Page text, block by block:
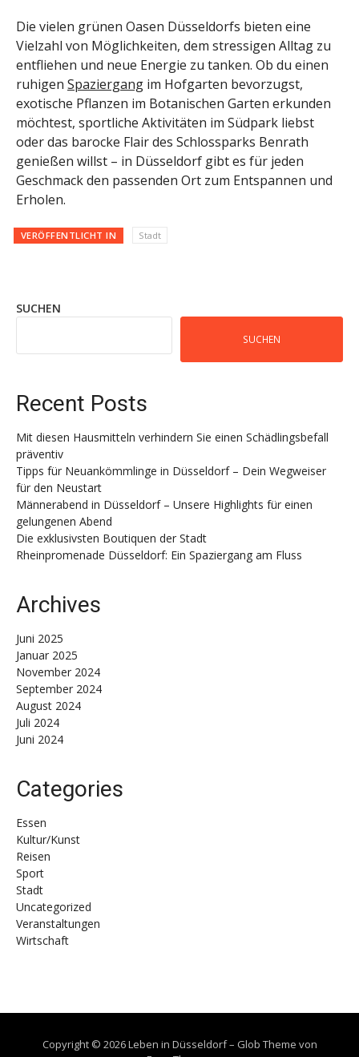
Die vielen grünen Oasen Düsseldorfs bieten eine
Vielzahl von Möglichkeiten, dem stressigen Alltag zu
entfliehen und neue Energie zu tanken. Ob du einen
ruhigen Spaziergang im Hofgarten bevorzugst,
exotische Pflanzen im Botanischen Garten erkunden
möchtest, sportliche Aktivitäten im Südpark liebst
oder das barocke Flair des Schlossparks Benrath
genießen willst – in Düsseldorf gibt es für jeden
Geschmack den passenden Ort zum Entspannen und
Erholen.
VERÖFFENTLICHT IN Stadt
SUCHEN
SUCHEN
Recent Posts
Mit diesen Hausmitteln verhindern Sie einen Schädlingsbefall
präventiv
Tipps für Neuankömmlinge in Düsseldorf – Dein Wegweiser
für den Neustart
Männerabend in Düsseldorf – Unsere Highlights für einen
gelungenen Abend
Die exklusivsten Boutiquen der Stadt
Rheinpromenade Düsseldorf: Ein Spaziergang am Fluss
Archives
Juni 2025
Januar 2025
November 2024
September 2024
August 2024
Juli 2024
Juni 2024
Categories
Essen
Kultur/Kunst
Reisen
Sport
Stadt
Uncategorized
Veranstaltungen
Wirtschaft
Copyright © 2026 Leben in Düsseldorf– Glob Theme von